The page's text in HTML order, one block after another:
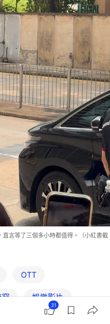
言等了三個多小時都值得。（小紅書截
OTT
窮 娛樂影片
21